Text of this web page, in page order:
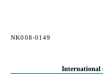
NK008-0149
International